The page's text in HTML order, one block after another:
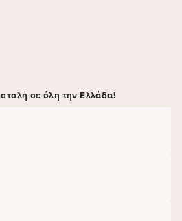
σε όλη την Ελλάδα!